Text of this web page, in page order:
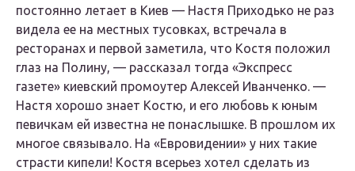
постоянно летает в Киев — Настя Приходько не раз
видела ее на местных тусовках, встречала в
ресторанах и первой заметила, что Костя положил
глаз на Полину, — рассказал тогда «Экспресс
газете» киевский промоутер Алексей Иванченко. —
Настя хорошо знает Костю, и его любовь к юным
певичкам ей известна не понаслышке. В прошлом их
многое связывало. На «Евровидении» у них такие
страсти кипели! Костя всерьез хотел сделать из